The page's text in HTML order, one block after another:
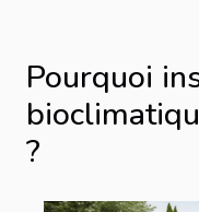
Pourquoi
?